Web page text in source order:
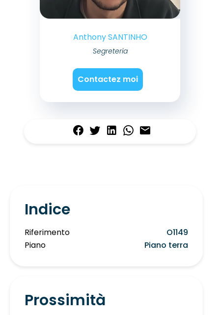
Anthony SANTINHO
Segreteria
Contactez moi
Indice
Riferimento
O1149
Piano
Piano terra
Prossimità